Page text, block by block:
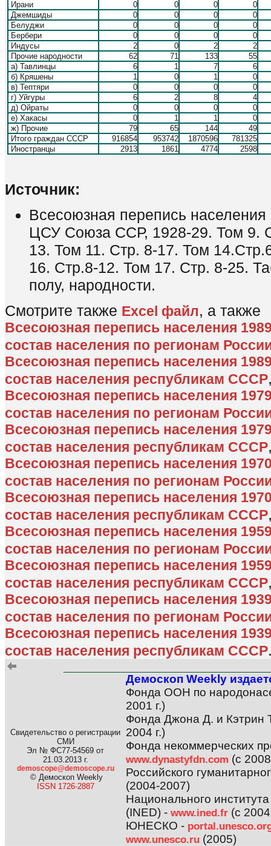
Ирани 0 0 0
0
Джемшиды
0 0 0
0
Белуджи
0 0 0
0
Бербери
0 0 0
0
Индусы
2 0 2
2
Прочие народности
62 71 133
55
а) Тавлинцы
6 1 7
6
б) Кряшены
1 0 1
0
в) Тептяри
0 0 0
0
г) Уйгуры
6 2 8
4
д) Ойраты
0 0 0
0
е) Хакасы
0 1 1
0
ж) Прочие
79 65 144
49
Итого граждан СССР
916854 953742 1870596
781325
Иностранцы
2913 1861 4774 2598
Источник:
Всесоюзная перепись
ЦСУ Союза ССР, 1928-29. Том 9.
13. Том 11. Стр. 8-17. Том
16. Стр.8-12. Том 17. Стр. 8-25.
полу, народности.
Смотрите также Excel файл, а также
Всесоюзная перепись населения
состав населения по регионам
Всесоюзная перепись населения
состав населения республикам СССР
Всесоюзная перепись населения
состав населения по регионам
Всесоюзная перепись населения
состав населения республикам СССР
Всесоюзная перепись населения
состав населения по регионам
Всесоюзная перепись населения
состав населения республикам СССР
Всесоюзная перепись населения
состав населения по регионам
Всесоюзная перепись населения
состав населения республикам СССР
Всесоюзная перепись населения
состав населения по регионам
Всесоюзная перепись населения
состав населения республикам СССР
Свидетельство о регистрации
СМИ
Эл № ФС77-54569 от
21.03.2013 г.
demoscope@demoscope.ru
© Демоскоп Weekly
ISSN 1726-2887
Демоскоп Weekly
Фонда ООН по
2001 г.)
Фонда Джона Д. и Кэтрин
2004 г.)
Фонда некоммерческих
www.dynastyfdn.com(с 2008
Российского
(2004-2007)
Национального
(INED) -www.ined.fr(с 2004
ЮНЕСКО -
www.unesco.ru(2005)